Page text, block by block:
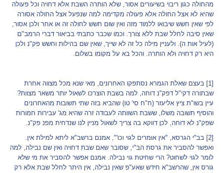
מהחולה כגון ריבוי בשיעורים אסור, שלא הותרה השבת אלא דחויה וכל פעולה
שהיא לא אצל החולה אלא פעולה מקדימה למה שנפעל אצל החולה אסורה
לפי שאין חשש שיבואו ללמוד מזה ואין שום חשש לחולה זה או אחר ולכן אסור,
שאין סיבה לחלל שבת ללא צורך. וכמו שכבר כתבתי בביאור דברי הרמב"ם
(לעיל אות ה). ולעניין מילה כל זה לא שייך, שאין שם בהילות וחשש פק"נ ולכן
היא רק דחויה ולא הותרה. והכל בא על מקומו בשלום.
[1]
בעצם שאלת הגמרא נסתפקו האחרונים, מאי שנא מכל מצווה אחרת
שבתורה דקי"ל דפק"נ דוחה, למה בשבת הוצרכו לשאול יותר משאר מצוות?
עיין בשו"ת ציץ אליעזר (ח"ח סי' טו) שהביא בזה שתי תשובות מהאחרונים
והוסיף תשובה משלו, ששבת השוותה לעבודה זרה שהיא מג' עבירות חמורות
שפק"נ לא דוחה, לכן דווקא בה צריך לשאול מניין לנו שנדחית מפנ פק"נ.
[2]
בב"י הגרסא, "אין אומרים לגוי וכו'", אמנם ברשב"א ליתא למילת אין.
ואפשר להסביר את גרסת הב"י, שסובר שאם שבת דחויה ואין שם נבילה, למה
לומר לגוי לשחוט? הרי שחיטת גוי נבילה. אמנם אפשר להסביר את מי שלא
גורס אין, שהרשב"א חידש שאע"פ שאין נבילה, אין היתר לחלל שבת אלא רק